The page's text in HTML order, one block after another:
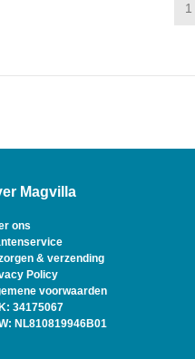
1
Magvilla
ons
& verzending
Policy
voorwaarden
34175067
NL810819946B01